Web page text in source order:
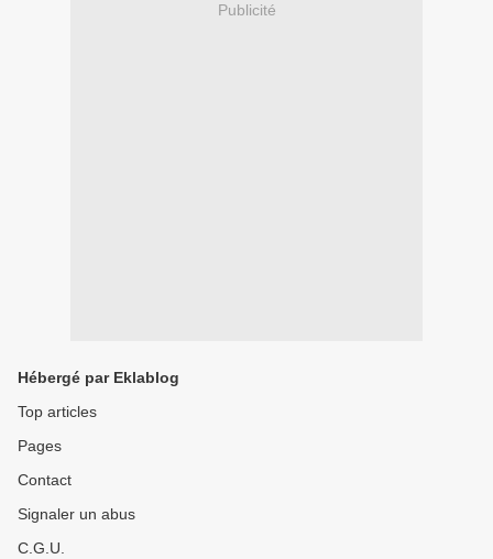
Publicité
Hébergé par Eklablog
Top articles
Pages
Contact
Signaler un abus
C.G.U.